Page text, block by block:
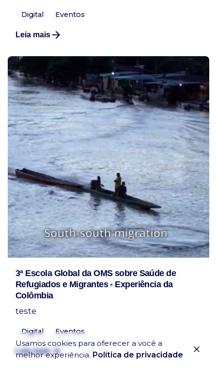
Digital Eventos
Leia mais
3ª Escola Global da OMS sobre Saúde de
Refugiados e Migrantes - Experiência da
Colômbia
teste
Digital Eventos
Leia mais
Usamos cookies para oferecer a você a
melhor experiência. Política de privacidade